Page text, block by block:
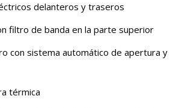
delanteros y traseros
filtro de banda en la parte superior
con sistema automático de apertura y
térmica